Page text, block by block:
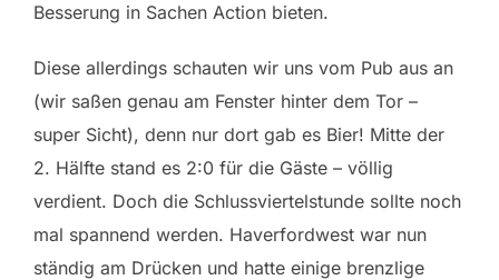
Besserung in Sachen Action bieten.
Diese allerdings schauten wir uns vom Pub aus an
(wir saßen genau am Fenster hinter dem Tor –
super Sicht), denn nur dort gab es Bier! Mitte der
2. Hälfte stand es 2:0 für die Gäste – völlig
verdient. Doch die Schlussviertelstunde sollte noch
mal spannend werden. Haverfordwest war nun
ständig am Drücken und hatte einige brenzlige